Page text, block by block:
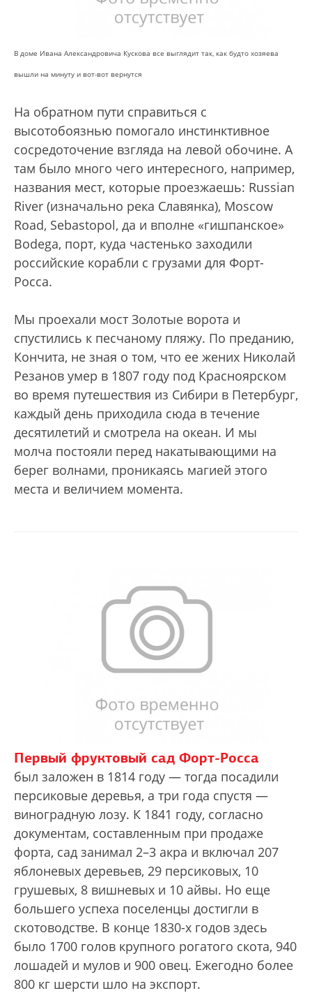
В доме Ивана Александровича Кускова все выглядит так, как будто хозяева
вышли на минуту и вот-вот вернутся
На обратном пути справиться с
высотобоязнью помогало инстинктивное
сосредоточение взгляда на левой обочине. А
там было много чего интересного, например,
названия мест, которые проезжаешь: Russian
River (изначально река Славянка), Moscow
Road, Sebastopol, да и вполне «гишпанское»
Bodega, порт, куда частенько заходили
российские корабли с грузами для Форт-
Росса.
Мы проехали мост Золотые ворота и
спустились к песчаному пляжу. По преданию,
Кончита, не зная о том, что ее жених Николай
Резанов умер в 1807 году под Красноярском
во время путешествия из Сибири в Петербург,
каждый день приходила сюда в течение
десятилетий и смотрела на океан. И мы
молча постояли перед накатывающими на
берег волнами, проникаясь магией этого
места и величием момента.
Первый фруктовый сад Форт-Росса
был заложен в 1814 году — тогда посадили
персиковые деревья, а три года спустя —
виноградную лозу. К 1841 году, согласно
документам, составленным при продаже
форта, сад занимал 2–3 акра и включал 207
яблоневых деревьев, 29 персиковых, 10
грушевых, 8 вишневых и 10 айвы. Но еще
большего успеха поселенцы достигли в
скотоводстве. В конце 1830-х годов здесь
было 1700 голов крупного рогатого скота, 940
лошадей и мулов и 900 овец. Ежегодно более
800 кг шерсти шло на экспорт.